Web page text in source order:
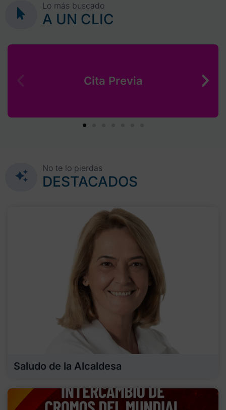
Lo más buscado
A UN CLIC
Cita Previa
No te lo pierdas
DESTACADOS
Saludo de la Alcaldesa